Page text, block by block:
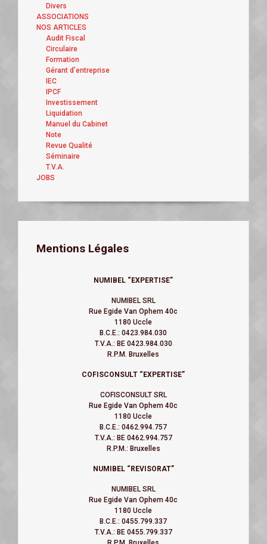
Divers
ASSOCIATIONS
NOS ARTICLES
Audit Fiscal
Circulaire
Formation
Gérant d’entreprise
IEC
IPCF
Investissement
Liquidation
Manuel du Cabinet
Note
Revue Qualité
Séminaire
T.V.A.
JOBS
Mentions Légales
NUMIBEL “EXPERTISE”
NUMIBEL SRL
Rue Egide Van Ophem 40c
1180 Uccle
B.C.E.: 0423.984.030
T.V.A.: BE 0423.984.030
R.P.M. Bruxelles
COFISCONSULT “EXPERTISE”
COFISCONSULT SRL
Rue Egide Van Ophem 40c
1180 Uccle
B.C.E.: 0462.994.757
T.V.A.: BE 0462.994.757
R.P.M.: Bruxelles
NUMIBEL “REVISORAT”
NUMIBEL SRL
Rue Egide Van Ophem 40c
1180 Uccle
B.C.E.: 0455.799.337
T.V.A.: BE 0455.799.337